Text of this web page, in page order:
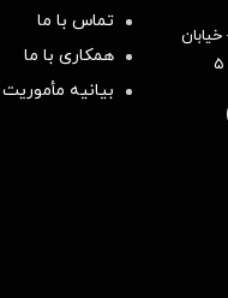
تماس با ما
همکاری با ما
بیانیه مأموریت